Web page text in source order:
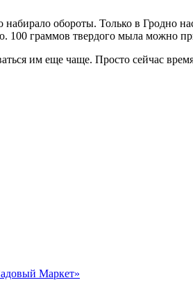
обороты. Только в Гродно
100 граммов твердого мыла можно
им еще чаще. Просто сейчас
Маркет»